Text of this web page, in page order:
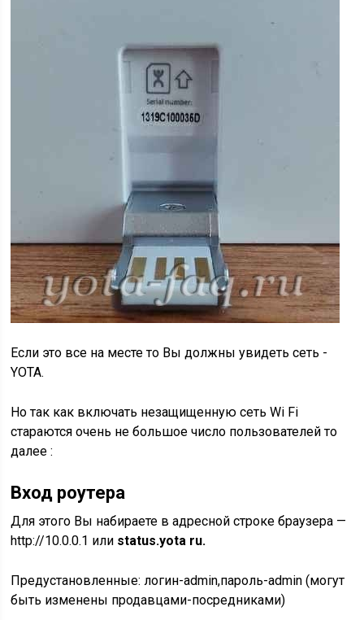
Если это все на месте то Вы должны увидеть сеть -
YOTA.
Но так как включать незащищенную сеть Wi Fi
стараются очень не большое число пользователей то
далее :
Вход роутера
Для этого Вы набираете в адресной строке браузера —
http://10.0.0.1 или status.yota ru.
Предустановленные: логин-admin,пароль-admin (могут
быть изменены продавцами-посредниками)